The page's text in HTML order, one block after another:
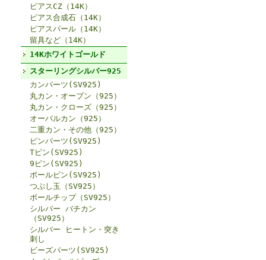
ピアスCZ（14K）
ピアス合成石（14K）
ピアスパール（14K）
留具など（14K）
14Kホワイトゴールド
スターリングシルバー925
カンパーツ(SV925)
丸カン・オープン（925）
丸カン・クローズ（925）
オーバルカン（925）
二重カン・その他（925）
ピンパーツ(SV925)
Tピン(SV925)
9ピン(SV925)
ボールピン(SV925)
つぶし玉（SV925）
ボールチップ（SV925）
シルバー バチカン
（SV925）
シルバー ヒートン・突き
刺し
ビーズパーツ(SV925)